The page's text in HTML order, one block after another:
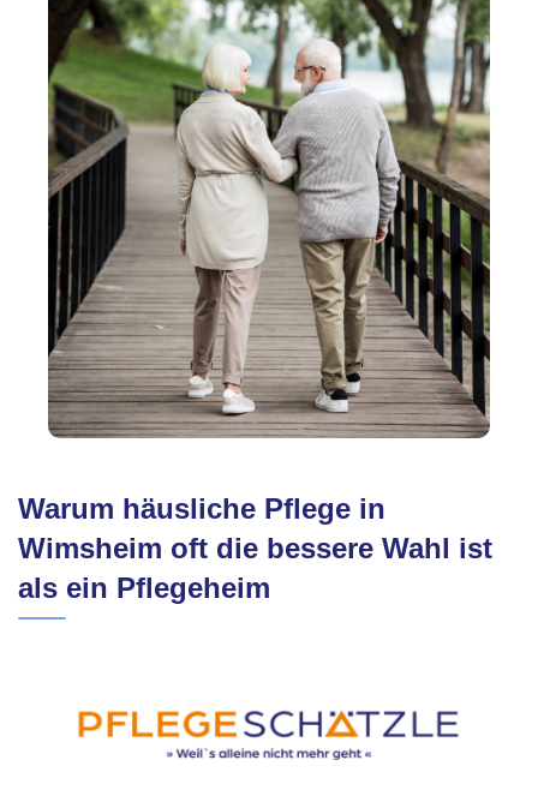
Warum häusliche Pflege in
Wimsheim oft die bessere Wahl ist
als ein Pflegeheim